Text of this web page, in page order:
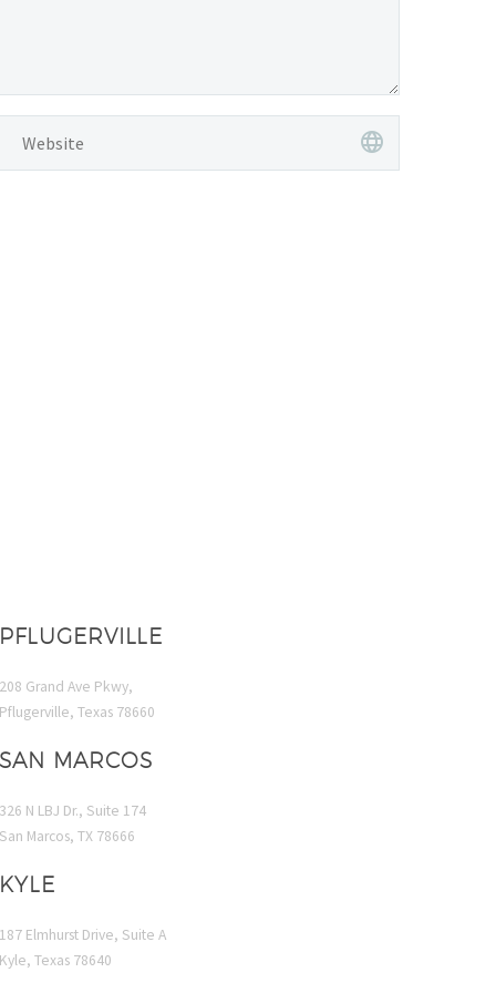
PFLUGERVILLE
208 Grand Ave Pkwy,
Pflugerville, Texas 78660
SAN MARCOS
326 N LBJ Dr., Suite 174
San Marcos, TX 78666
KYLE
187 Elmhurst Drive, Suite A
Kyle, Texas 78640